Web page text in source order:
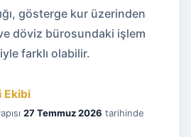
gösterge kur üzerinden
döviz bürosundaki işlem
farklı olabilir.
Ekibi
27 Temmuz 2026 tarihinde